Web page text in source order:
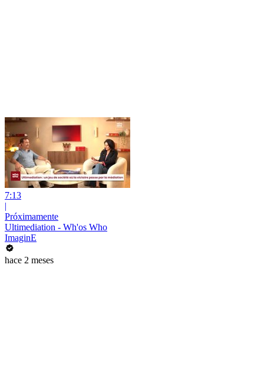
7:13
|
Próximamente
Ultimediation - Wh'os Who
ImaginE
hace 2 meses